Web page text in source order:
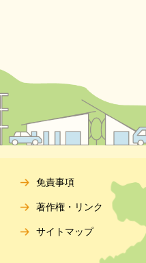
免責事項
著作権・リンク
サイトマップ